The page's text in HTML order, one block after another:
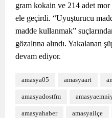
gram kokain ve 214 adet
ele geçirdi. “Uyuşturucu
madde kullanmak”
gözaltına alındı. Yakalanan
devam ediyor.
amasya05 amasyaart
amasyadostfm
amasyahaber amasyailçe